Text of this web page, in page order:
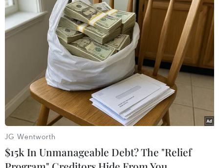
#Mỹ #Trump #Donald Trump
#Tổng thống Mỹ
#Tổng thống Mỹ Donald Trump
#ma tuý
#buôn ma túy
#tàu nghi buôn ma túy
#Chống buôn ma túy lớn
#Chiến dịch chống buôn lậu ma túy
#Tàu buôn ma túy
#Chống buôn ma túy quốc tế
#bắt giữ đối tượng buôn bán ma túy
#điểm trung chuyển buôn bán ma túy
#Trùm buôn bán ma túy
#tội phạm buôn ma túy
#Triều Tiên
JG Wentworth
$15k In Unmanageable Debt? The "Relief